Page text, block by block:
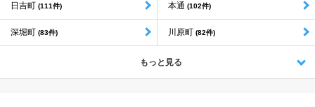
日吉町 (111件) 本通 (102件)
深堀町 (83件) 川原町 (82件)
もっと見る